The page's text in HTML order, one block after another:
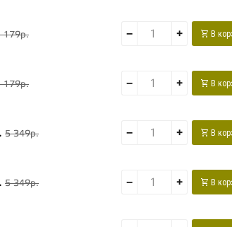
179р. − + В
179р. − + В
5 349р. − + В
5 349р. − + В